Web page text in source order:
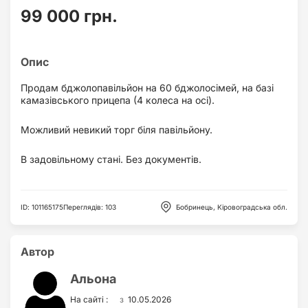
99 000 грн.
Продам бджолопавільйон на 60 бджолосімей, на базі
камазівського прицепа (4 колеса на осі).
Можливий невикий торг біля павільйону.
В задовільному стані. Без документів.
ID: 101165175Переглядів: 103 Бобринець, Кіровоградська обл.
Автор
Альона
На сайті : з 10.05.2026